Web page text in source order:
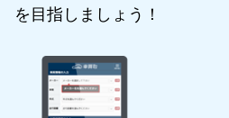
を目指しましょう！